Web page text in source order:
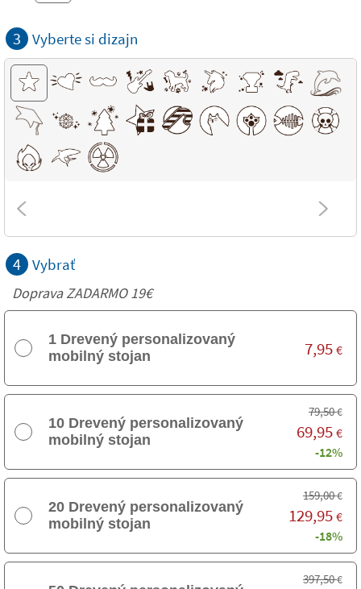
3 Vyberte si dizajn
4 Vybrať
Doprava ZADARMO 19€
1 Drevený personalizovaný
mobilný stojan
7,95 €
10 Drevený personalizovaný
mobilný stojan
79,50€
69,95 €
-12%
20 Drevený personalizovaný
mobilný stojan
159,00€
129,95 €
-18%
397,50€